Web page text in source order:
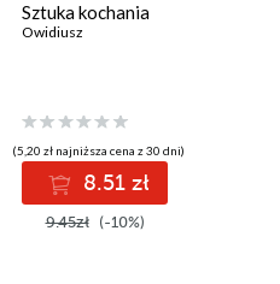
Sztuka kochania
Owidiusz
(5,20 zł najniższa cena z 30 dni)
8.51 zł
9.45zł (-10%)